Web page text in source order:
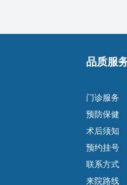
品质服
门诊服务
预防保健
术后须知
预约挂号
联系方式
来院路线